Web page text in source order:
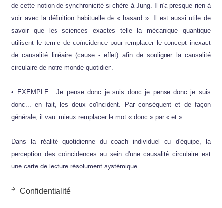
de cette notion de synchronicité si chère à Jung. Il n'a presque rien à
voir avec la définition habituelle de « hasard ». Il est aussi utile de
savoir que les sciences exactes telle la mécanique quantique
utilisent le terme de coïncidence pour remplacer le concept inexact
de causalité linéaire (cause - effet) afin de souligner la causalité
circulaire de notre monde quotidien.
• EXEMPLE : Je pense donc je suis donc je pense donc je suis
donc... en fait, les deux coïncident. Par conséquent et de façon
générale, il vaut mieux remplacer le mot « donc » par « et ».
Dans la réalité quotidienne du coach individuel ou d'équipe, la
perception des coïncidences au sein d'une causalité circulaire est
une carte de lecture résolument systémique.
Confidentialité